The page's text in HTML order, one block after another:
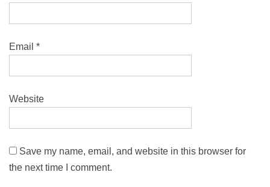
Email *
Website
Save my name, email, and website in this browser for
the next time I comment.